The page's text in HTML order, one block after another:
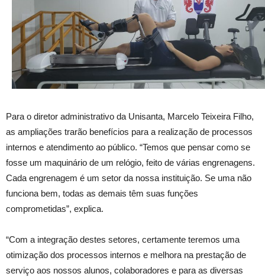
Para o diretor administrativo da Unisanta, Marcelo Teixeira Filho,
as ampliações trarão benefícios para a realização de processos
internos e atendimento ao público. “Temos que pensar como se
fosse um maquinário de um relógio, feito de várias engrenagens.
Cada engrenagem é um setor da nossa instituição. Se uma não
funciona bem, todas as demais têm suas funções
comprometidas”, explica.
“Com a integração destes setores, certamente teremos uma
otimização dos processos internos e melhora na prestação de
serviço aos nossos alunos, colaboradores e para as diversas